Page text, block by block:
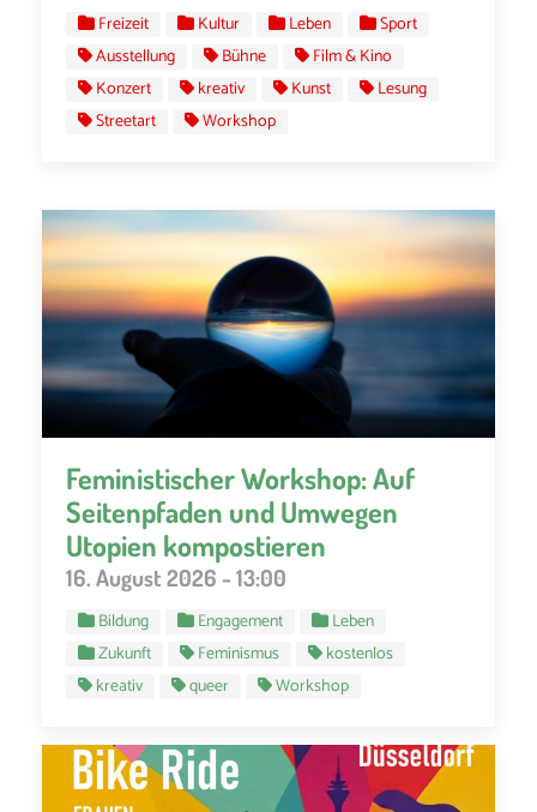
Freizeit Kultur Leben
Sport
Ausstellung
Bühne
Film & Kino
Konzert
kreativ Kunst
Lesung
Streetart
Workshop
Feministischer Workshop: Auf
Seitenpfaden und Umwegen
Utopien kompostieren
16. August 2026 - 13:00
Bildung Engagement
Leben
Zukunft
Feminismus
kostenlos
kreativ
queer Workshop